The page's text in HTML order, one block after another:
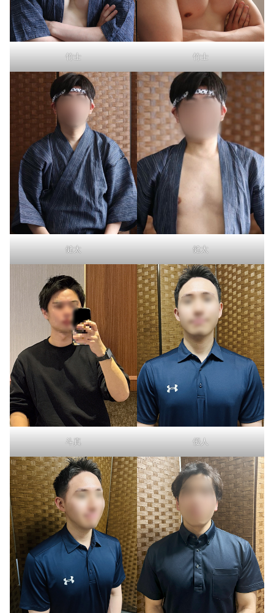
竹士 竹士
健太 健太
斗真 優人